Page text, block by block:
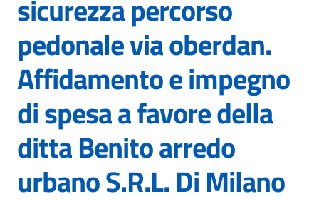
sicurezza percorso
pedonale via oberdan.
Affidamento e impegno
di spesa a favore della
ditta Benito arredo
urbano S.R.L. Di Milano